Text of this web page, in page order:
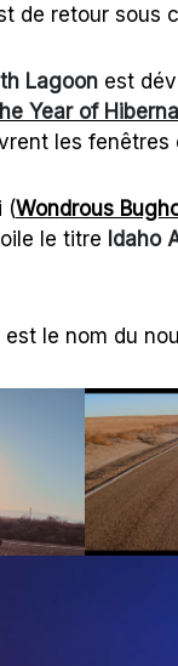
de retour sous
Lagoon est
Year of
les fenêtres
(Wondrous
le titre Idaho
est le nom du